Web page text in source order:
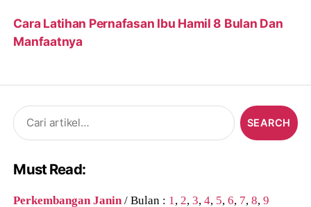
Cara Latihan Pernafasan Ibu Hamil 8 Bulan Dan
Manfaatnya
Search
for:
Must Read:
Perkembangan Janin/ Bulan : 1,2,3,4, 5,6, 7,8,9